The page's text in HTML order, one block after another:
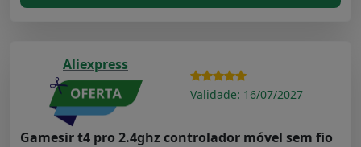
Aliexpress
Validade: 16/07/2027
Gamesir t4 pro 2.4ghz controlador móvel sem fio